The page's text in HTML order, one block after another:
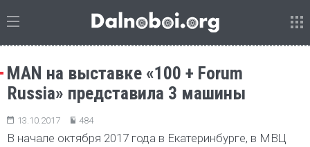
MAN на выставке «100 + Forum
Russia» представила 3 машины
13.10.2017 484
В начале октября 2017 года в Екатеринбурге, в МВЦ